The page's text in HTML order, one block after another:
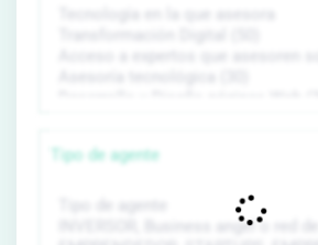
Tipo de agente